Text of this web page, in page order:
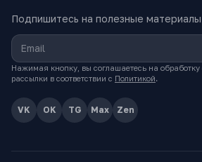
Подпишитесь на полезные материалы
Нажимая кнопку, вы соглашаетесь на
рассылки в соответствии с Политикой.
VK OK TG Max Zen